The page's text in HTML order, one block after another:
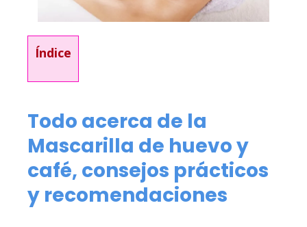
Índice
Todo acerca de la
Mascarilla de huevo y
café, consejos prácticos
y recomendaciones